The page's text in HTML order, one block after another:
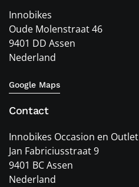
Innobikes
Oude Molenstraat 46
9401 DD Assen
Nederland
Google Maps
Contact
Innobikes Occasion en
Jan Fabriciusstraat 9
9401 BC Assen
Nederland